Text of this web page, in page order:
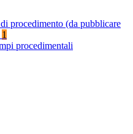
procedimento (da pubblicare
1
procedimentali